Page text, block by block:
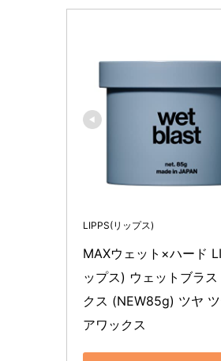
LIPPS(リップス)
MAXウェット×ハード
ップス) ウェットブラス
クス (NEW85g) ツヤ
アワックス